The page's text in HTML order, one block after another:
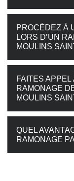
PROCÉDEZ À
LORS D’UN
MOULINS
FAITES APPEL
RAMONAGE
MOULINS
QUEL
RAMONAGE